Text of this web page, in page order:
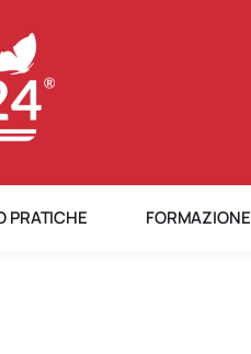
PRATICHE FORMAZIONE